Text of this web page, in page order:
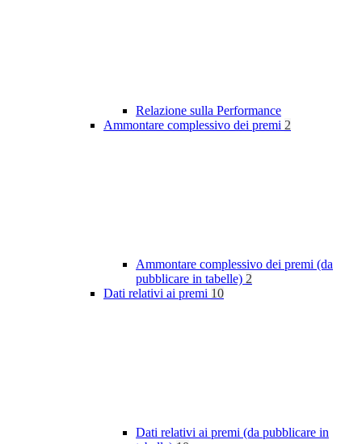
Relazione sulla Performance
Ammontare complessivo dei premi 2
Ammontare complessivo dei premi (da
pubblicare in tabelle) 2
Dati relativi ai premi 10
Dati relativi ai premi (da pubblicare in